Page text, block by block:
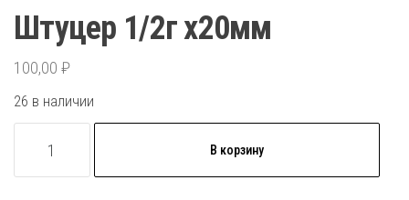
Штуцер 1/2г х20мм
100,00 ₽
26 в наличии
товара
В корзину